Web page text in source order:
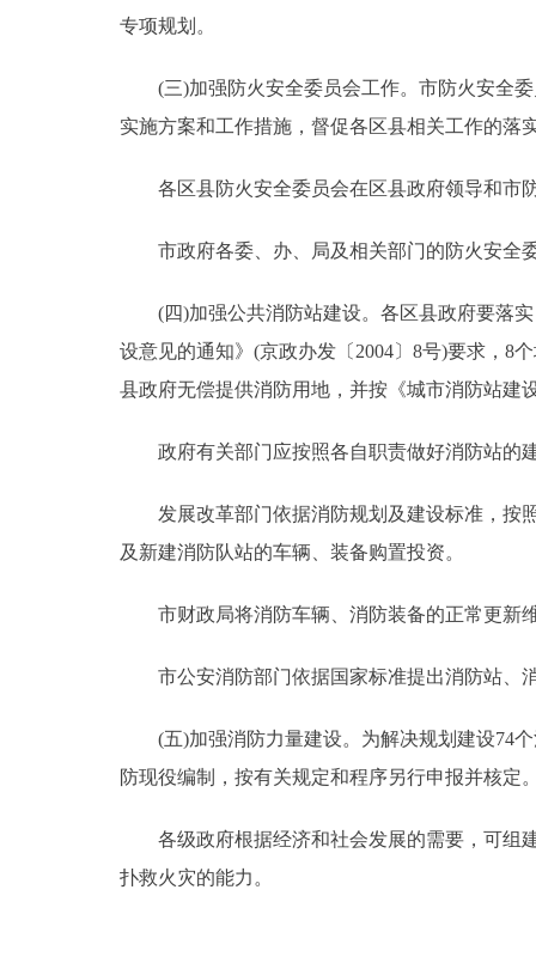
专项规划。
(三)加强防火安全委员会工作。市防火安全委
实施方案和工作措施，督促各区县相关工作的落
各区县防火安全委员会在区县政府领导和市
市政府各委、办、局及相关部门的防火安全委
(四)加强公共消防站建设。各区县政府要落实
设意见的通知》(京政办发〔2004〕8号)要求，8
县政府无偿提供消防用地，并按《城市消防站建
政府有关部门应按照各自职责做好消防站的建
发展改革部门依据消防规划及建设标准，按照
及新建消防队站的车辆、装备购置投资。
市财政局将消防车辆、消防装备的正常更新维
市公安消防部门依据国家标准提出消防站、消
(五)加强消防力量建设。为解决规划建设74个
防现役编制，按有关规定和程序另行申报并核定
各级政府根据经济和社会发展的需要，可组建
扑救火灾的能力。